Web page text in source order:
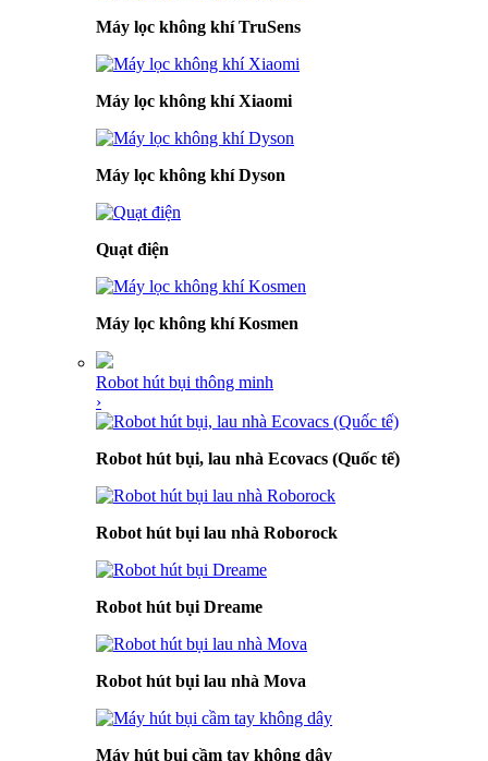
Máy lọc không khí TruSens
Máy lọc không khí Xiaomi
Máy lọc không khí Dyson
Quạt điện
Máy lọc không khí Kosmen
Robot hút bụi thông minh
›
Robot hút bụi, lau nhà Ecovacs (Quốc tế)
Robot hút bụi lau nhà Roborock
Robot hút bụi Dreame
Robot hút bụi lau nhà Mova
Máy hút bụi cầm tay không dây